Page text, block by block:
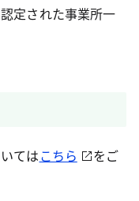
定された事業所一
てはこちら
をご